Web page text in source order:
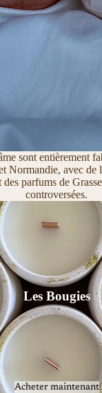
sont entièrement
Normandie, avec de
parfums de
controversées.
Les Bougies
Acheter maintenant